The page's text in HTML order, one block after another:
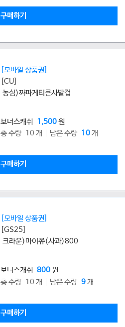
구매하기
[모바일 상품권]
[CU]
농심)짜파게티큰사발컵
보너스캐쉬 1,500원
총 수량 10 개
남은 수량 10개
구매하기
[모바일 상품권]
[GS25]
크라운)마이쮸(사과)800
보너스캐쉬 800원
총 수량 10 개
남은 수량 9개
구매하기